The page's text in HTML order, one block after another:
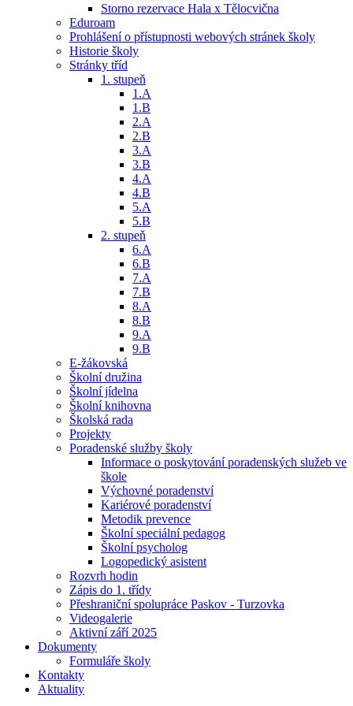
Storno rezervace Hala x Tělocvična
Eduroam
Prohlášení o přístupnosti webových stránek školy
Historie školy
Stránky tříd
1. stupeň
1.A
1.B
2.A
2.B
3.A
3.B
4.A
4.B
5.A
5.B
2. stupeň
6.A
6.B
7.A
7.B
8.A
8.B
9.A
9.B
E-žákovská
Školní družina
Školní jídelna
Školní knihovna
Školská rada
Projekty
Poradenské služby školy
Informace o poskytování poradenských služeb ve
škole
Výchovné poradenství
Kariérové poradenství
Metodik prevence
Školní speciální pedagog
Školní psycholog
Logopedický asistent
Rozvrh hodin
Zápis do 1. třídy
Přeshraniční spolupráce Paskov - Turzovka
Videogalerie
Aktivní září 2025
Dokumenty
Formuláře školy
Kontakty
Aktuality